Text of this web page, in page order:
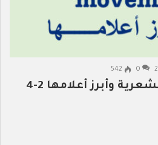
0
542
وأبرز أعلامها 2-4